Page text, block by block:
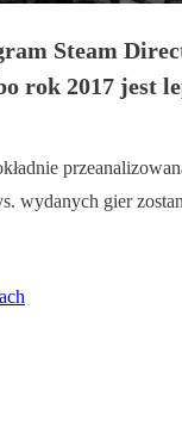
Steam
rok 2017 jest
wydanych gier